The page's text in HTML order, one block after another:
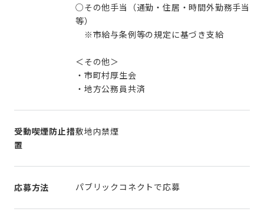
○その他手当（通勤・住居・時間外勤務手当
等）
※市給与条例等の規定に基づき支給
＜その他＞
・市町村厚生会
・地方公務員共済
受動喫煙防止措
置
敷地内禁煙
応募方法 パブリックコネクトで応募